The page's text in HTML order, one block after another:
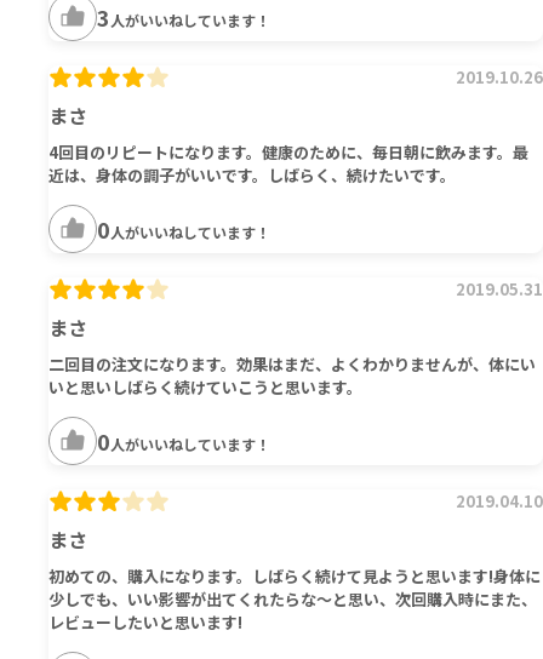
3 人がいいねしています！
まさ
2019.10.26
4回目のリピートになります。健康のために、毎日朝に飲みます。最
近は、身体の調子がいいです。しばらく、続けたいです。
0人がいいねしています！
まさ
2019.05.31
二回目の注文になります。効果はまだ、よくわかりませんが、体にい
いと思いしばらく続けていこうと思います。
0人がいいねしています！
まさ
2019.04.10
初めての、購入になります。しばらく続けて見ようと思います!身体に
少しでも、いい影響が出てくれたらな～と思い、次回購入時にまた、
レビューしたいと思います!